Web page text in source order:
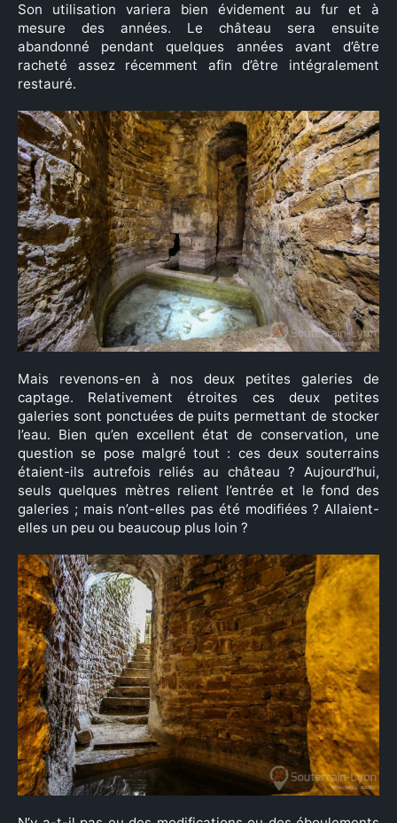
Son utilisation variera bien évidement au fur et à
mesure des années. Le château sera ensuite
abandonné pendant quelques années avant d’être
racheté assez récemment afin d’être intégralement
restauré.
Mais revenons-en à nos deux petites galeries de
captage. Relativement étroites ces deux petites
galeries sont ponctuées de puits permettant de stocker
l’eau. Bien qu’en excellent état de conservation, une
question se pose malgré tout : ces deux souterrains
étaient-ils autrefois reliés au château ? Aujourd’hui,
seuls quelques mètres relient l’entrée et le fond des
galeries ; mais n’ont-elles pas été modifiées ? Allaient-
elles un peu ou beaucoup plus loin ?
×
Rechercher
: